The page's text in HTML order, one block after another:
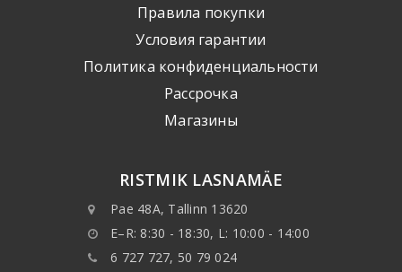
Правила покупки
Условия гарантии
Политика конфиденциальности
Рассрочка
Mагазины
RISTMIK LASNAMÄE
Pae 48A, Tallinn 13620
E–R: 8:30 - 18:30, L: 10:00 - 14:00
6 727 727, 50 79 024